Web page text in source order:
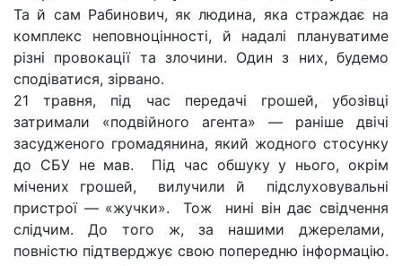
Та й сам Рабинович, як людина, яка страждає на
комплекс неповноцінності, й надалі плануватиме
різні провокації та злочини. Один з них, будемо
сподіватися, зірвано.
21 травня, під час передачі грошей, убозівці
затримали «подвійного агента» — раніше двічі
засудженого громадянина, який жодного стосунку
до СБУ не мав. Під час обшуку у нього, окрім
мічених грошей, вилучили й підслуховувальні
пристрої — «жучки». Тож нині він дає свідчення
слідчим. До того ж, за нашими джерелами,
повністю підтверджує свою попередню інформацію.